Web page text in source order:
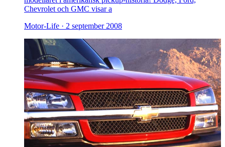
Chevrolet och GMC visar a
Motor-Life · 2 september 2008